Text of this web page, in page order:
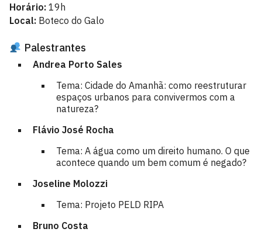
Horário: 19h
Local: Boteco do Galo
Palestrantes
Andrea Porto Sales
Tema: Cidade do Amanhã: como reestruturar
espaços urbanos para convivermos com a
natureza?
Flávio José Rocha
Tema: A água como um direito humano. O que
acontece quando um bem comum é negado?
Joseline Molozzi
Tema: Projeto PELD RIPA
Bruno Costa